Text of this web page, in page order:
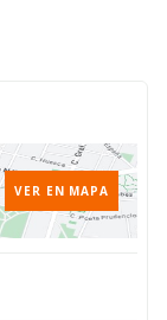
VER EN MAPA